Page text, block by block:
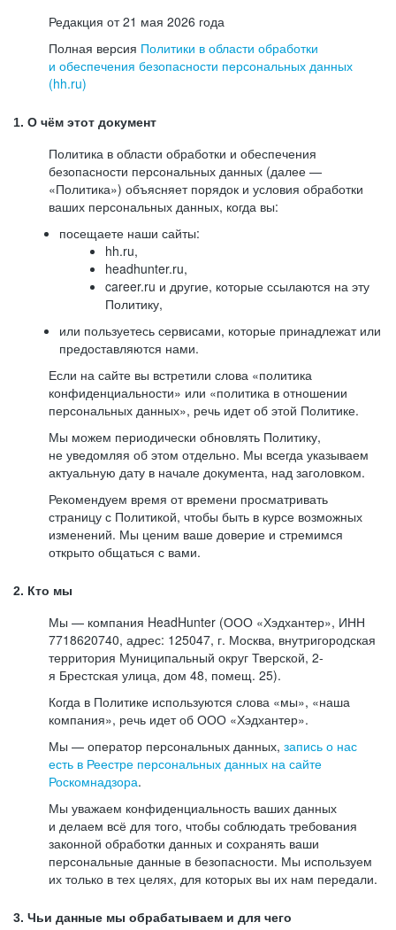
Редакция от 21 мая 2026 года
Полная версия Политики в области обработки
и обеспечения безопасности персональных данных
(hh.ru)
1. О чём этот документ
Политика в области обработки и обеспечения
безопасности персональных данных (далее —
«Политика») объясняет порядок и условия обработки
ваших персональных данных, когда вы:
посещаете наши сайты:
hh.ru,
headhunter.ru,
career.ru и другие, которые ссылаются на эту
Политику,
или пользуетесь сервисами, которые принадлежат или
предоставляются нами.
Если на сайте вы встретили слова «политика
конфиденциальности» или «политика в отношении
персональных данных», речь идет об этой Политике.
Мы можем периодически обновлять Политику,
не уведомляя об этом отдельно. Мы всегда указываем
актуальную дату в начале документа, над заголовком.
Рекомендуем время от времени просматривать
страницу с Политикой, чтобы быть в курсе возможных
изменений. Мы ценим ваше доверие и стремимся
открыто общаться с вами.
2. Кто мы
Мы — компания HeadHunter (ООО «Хэдхантер», ИНН
7718620740, адрес: 125047, г. Москва, внутригородская
территория Муниципальный округ Тверской, 2-
я Брестская улица, дом 48, помещ. 25).
Когда в Политике используются слова «мы», «наша
компания», речь идет об ООО «Хэдхантер».
Мы — оператор персональных данных, запись о нас
есть в Реестре персональных данных на сайте
Роскомнадзора.
Мы уважаем конфиденциальность ваших данных
и делаем всё для того, чтобы соблюдать требования
законной обработки данных и сохранять ваши
персональные данные в безопасности. Мы используем
их только в тех целях, для которых вы их нам передали.
3. Чьи данные мы обрабатываем и для чего